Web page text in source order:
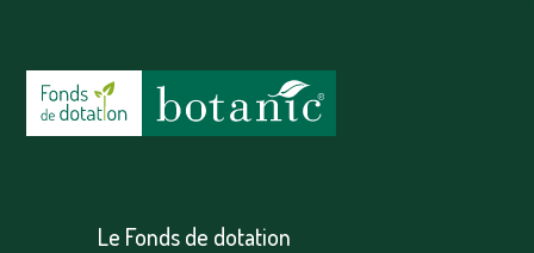
Le Fonds de dotation